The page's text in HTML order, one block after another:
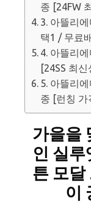
종 [24FW
3. 아뜰리
택1 / 무료
4. 아뜰리
[24SS 최신
5. 아뜰리
종 [런칭 가
가을을
인 실루
튼 모달
이